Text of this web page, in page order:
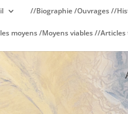
//Biographie /Ouvrages //
moyens /Moyens viables //